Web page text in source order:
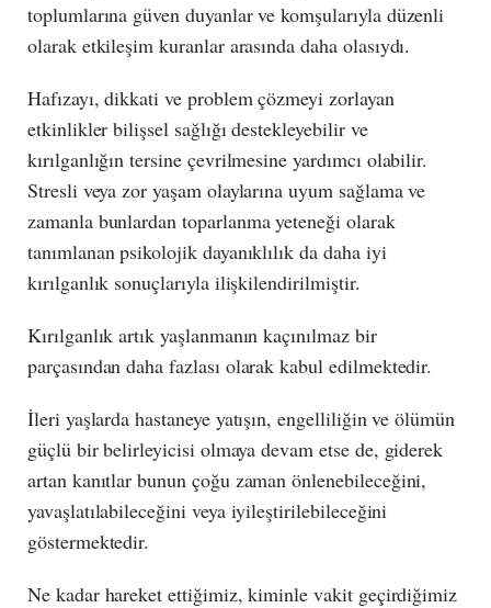
toplumlarına güven duyanlar ve komşularıyla düzenli
olarak etkileşim kuranlar arasında daha olasıydı.
Hafızayı, dikkati ve problem çözmeyi zorlayan
etkinlikler bilişsel sağlığı destekleyebilir ve
kırılganlığın tersine çevrilmesine yardımcı olabilir.
Stresli veya zor yaşam olaylarına uyum sağlama ve
zamanla bunlardan toparlanma yeteneği olarak
tanımlanan psikolojik dayanıklılık da daha iyi
kırılganlık sonuçlarıyla ilişkilendirilmiştir.
Kırılganlık artık yaşlanmanın kaçınılmaz bir
parçasından daha fazlası olarak kabul edilmektedir.
İleri yaşlarda hastaneye yatışın, engelliliğin ve ölümün
güçlü bir belirleyicisi olmaya devam etse de, giderek
artan kanıtlar bunun çoğu zaman önlenebileceğini,
yavaşlatılabileceğini veya iyileştirilebileceğini
göstermektedir.
Ne kadar hareket ettiğimiz, kiminle vakit geçirdiğimiz